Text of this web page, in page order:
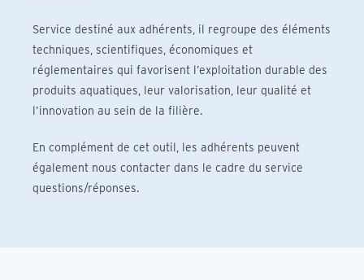
Service destiné aux adhérents, il regroupe des éléments
techniques, scientifiques, économiques et
réglementaires qui favorisent l’exploitation durable des
produits aquatiques, leur valorisation, leur qualité et
l’innovation au sein de la filière.
En complément de cet outil, les adhérents peuvent
également nous contacter dans le cadre du service
questions/réponses.